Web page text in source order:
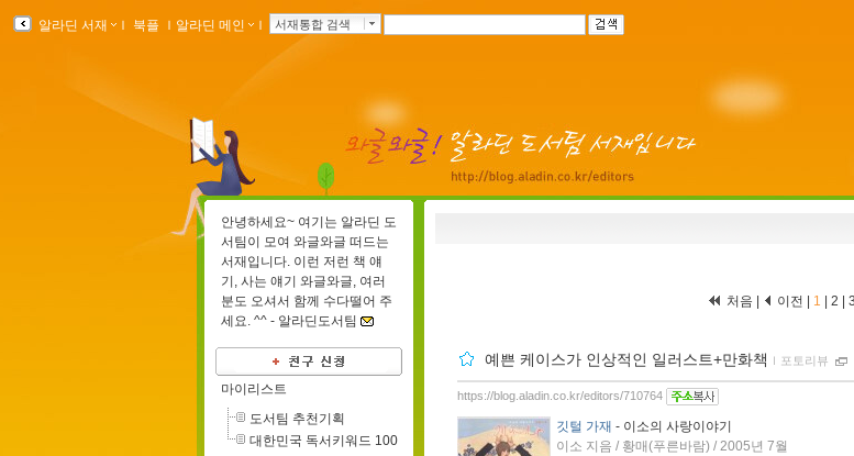
알라딘 서재 ｌ 북플 ｌ 알라딘 메인 ｌ 서재통합 검색
처음 | 이전 | 1 2 3
예쁜 케이스가 인상적인 일러스트+만화책 ｌ 포토리뷰
https://blog.aladin.co.kr/editors/710764
깃털 가재 - 이소의 사랑이야기
이소 지음 / 황매(푸른바람) / 2005년 7월
안녕하세요~ 여기는 알라딘 도
서팀이 모여 와글와글 떠드는
서재입니다. 이런 저런 책 얘
기, 사는 얘기 와글와글, 여러
분도 오셔서 함께 수다떨어 주
세요. ^^ - 알라딘도서팀
마이리스트
도서팀 추천기획
대한민국 독서키워드 100